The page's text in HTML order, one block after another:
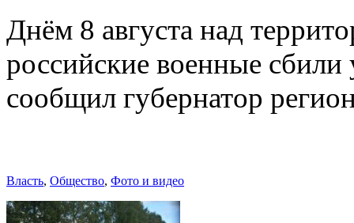
Днём 8 августа над
российские военные
сообщил губернатор
Власть, Общество, Фото и видео